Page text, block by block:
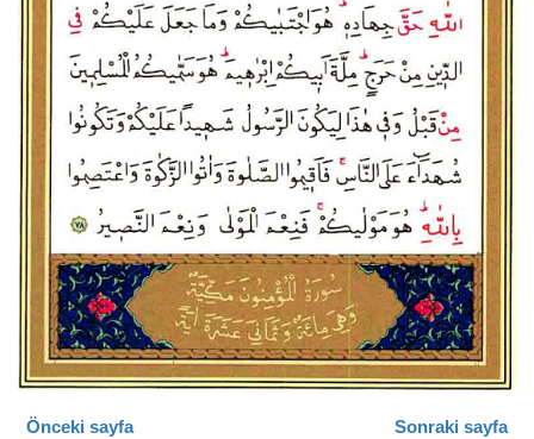
Önceki sayfa Sonraki sayfa